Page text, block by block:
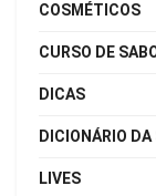
COSMÉTICOS
CURSO DE
DICAS
DICIONÁRIO
LIVES